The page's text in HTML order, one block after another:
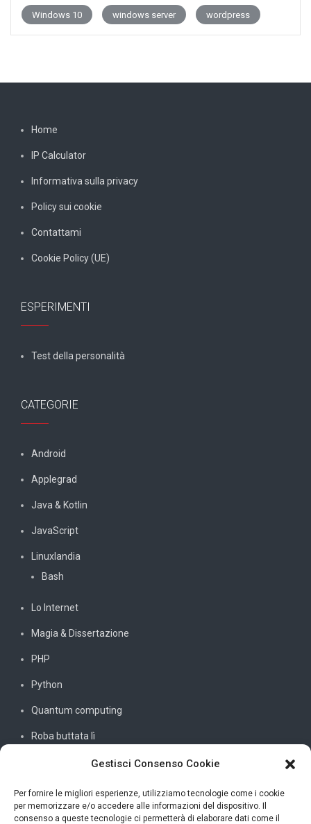
Gestisci Consenso Cookie
Per fornire le migliori esperienze, utilizziamo tecnologie come i cookie
per memorizzare e/o accedere alle informazioni del dispositivo. Il
consenso a queste tecnologie ci permetterà di elaborare dati come il
Windows 10 windows server wordpress
Home
IP Calculator
Informativa sulla privacy
Policy sui cookie
Contattami
Cookie Policy (UE)
ESPERIMENTI
Test della personalità
CATEGORIE
Android
Applegrad
Java & Kotlin
JavaScript
Linuxlandia
Bash
Lo Internet
Magia & Dissertazione
PHP
Python
Quantum computing
Roba buttata lì
Windowssiamo